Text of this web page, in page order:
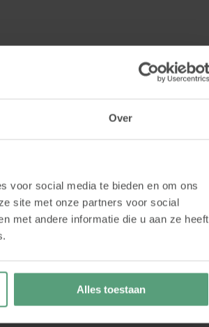
Over
voor social media te bieden en om ons
site met onze partners voor social
met andere informatie die u aan ze heeft
Alles toestaan
Ik kan mij op elk moment